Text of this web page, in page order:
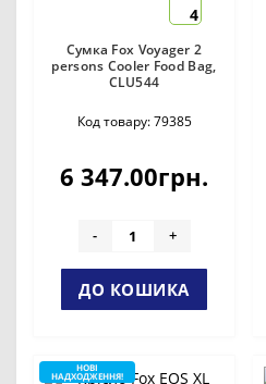
4
Сумка Fox Voyager 2
persons Cooler Food Bag,
CLU544
Код товару: 79385
6 347.00грн.
- +
ДО КОШИКА
НОВІ
НАДХОДЖЕННЯ!